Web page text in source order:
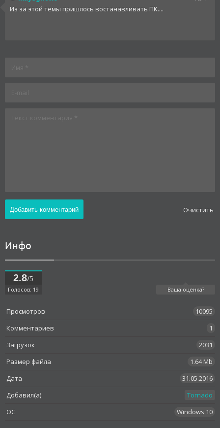
Из за этой темы пришлось востанавливать ПК....
Oчистить
Инфо
2.8/5
Голосов: 19 Ваша оценка?
Просмотров
10095
Комментариев
1
Загрузок
2031
Размер файла
1.64 Mb
Дата
31.05.2016
Добавил(а)
Tornado
OC
Windows 10